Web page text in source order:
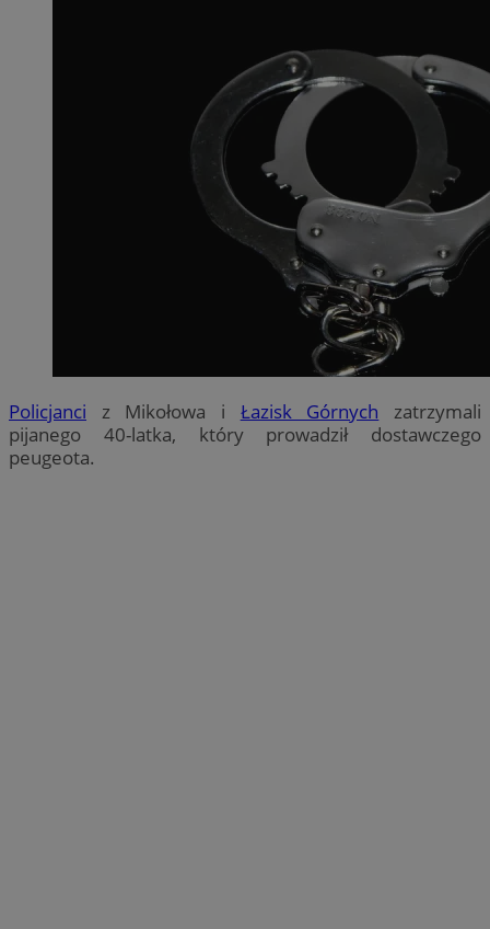
Policjanci z Mikołowa i Łazisk Górnych zatrzymali
pijanego 40-latka, który prowadził dostawczego
peugeota.